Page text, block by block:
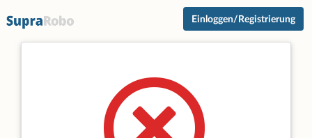
Einloggen/Registrierung